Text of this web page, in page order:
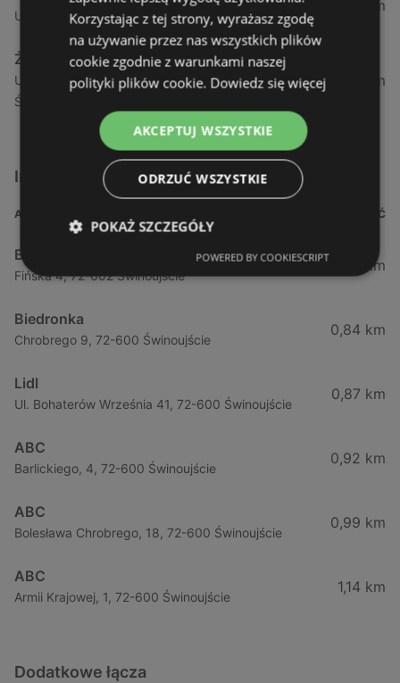
Ul. Armii Krajowej 12 / 1a, 72-600 Świnoujście
1,04 km
Żabka
Ul. Wybrzeże Wł. Iv 26/27 Lok. Lu, 72-600
Świnoujście
1,05 km
Inne sklepy Supermarkety w pobliżu
ADRES ODLEGŁOŚĆ
Biedronka
Fińska 4, 72-602 Świnoujście
0,23 km
Biedronka
Chrobrego 9, 72-600 Świnoujście
0,84 km
Lidl
Ul. Bohaterów Września 41, 72-600 Świnoujście
0,87 km
ABC
Barlickiego, 4, 72-600 Świnoujście
0,92 km
ABC
Bolesława Chrobrego, 18, 72-600 Świnoujście
0,99 km
ABC
Armii Krajowej, 1, 72-600 Świnoujście
1,14 km
Dodatkowe łącza
Korzystając z tej strony, wyrażasz zgodę
na używanie przez nas wszystkich plików
cookie zgodnie z warunkami naszej
polityki plików cookie. Dowiedz się więcej
AKCEPTUJ WSZYSTKIE
ODRZUĆ WSZYSTKIE
POKAŻ SZCZEGÓŁY
POWERED BY COOKIESCRIPT